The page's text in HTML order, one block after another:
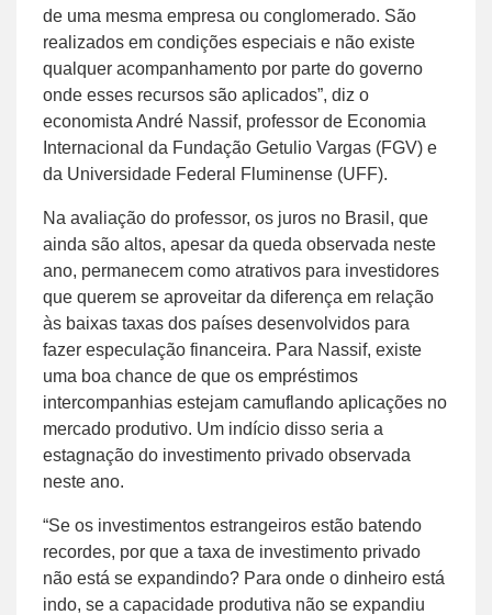
de uma mesma empresa ou conglomerado. São
realizados em condições especiais e não existe
qualquer acompanhamento por parte do governo
onde esses recursos são aplicados”, diz o
economista André Nassif, professor de Economia
Internacional da Fundação Getulio Vargas (FGV) e
da Universidade Federal Fluminense (UFF).
Na avaliação do professor, os juros no Brasil, que
ainda são altos, apesar da queda observada neste
ano, permanecem como atrativos para investidores
que querem se aproveitar da diferença em relação
às baixas taxas dos países desenvolvidos para
fazer especulação financeira. Para Nassif, existe
uma boa chance de que os empréstimos
intercompanhias estejam camuflando aplicações no
mercado produtivo. Um indício disso seria a
estagnação do investimento privado observada
neste ano.
“Se os investimentos estrangeiros estão batendo
recordes, por que a taxa de investimento privado
não está se expandindo? Para onde o dinheiro está
indo, se a capacidade produtiva não se expandiu